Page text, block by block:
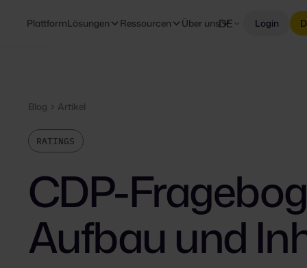
PlattformLösungen Ressourcen Über unsDE Login
Blog Artikel
RATINGS
CDP-
Aufbau und